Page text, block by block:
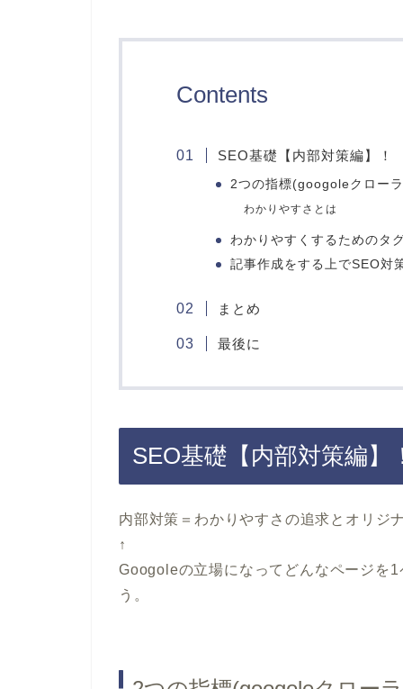
Contents
SEO基礎【内部対策編】！
2つの指標(googoleクロー
わかりやすさとは
わかりやすくするためのタ
記事作成をする上でSEO対
まとめ
最後に
SEO基礎【内部対策編】
内部対策＝わかりやすさの追求とオリジ
↑
Googoleの立場になってどんなページを
う。